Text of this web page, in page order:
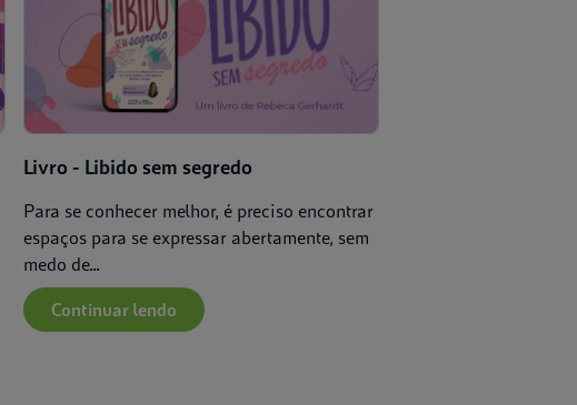
Saúde da mulher
Aplicar
Livro - Libido sem segredo
Para se conhecer melhor, é preciso encontrar
espaços para se expressar abertamente, sem
medo de...
Continuar lendo